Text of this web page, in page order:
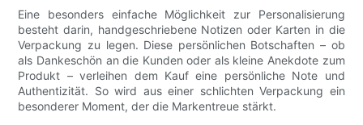
Eine besonders einfache Möglichkeit zur Personalisierung
besteht darin, handgeschriebene Notizen oder Karten in die
Verpackung zu legen. Diese persönlichen Botschaften – ob
als Dankeschön an die Kunden oder als kleine Anekdote zum
Produkt – verleihen dem Kauf eine persönliche Note und
Authentizität. So wird aus einer schlichten Verpackung ein
besonderer Moment, der die Markentreue stärkt.